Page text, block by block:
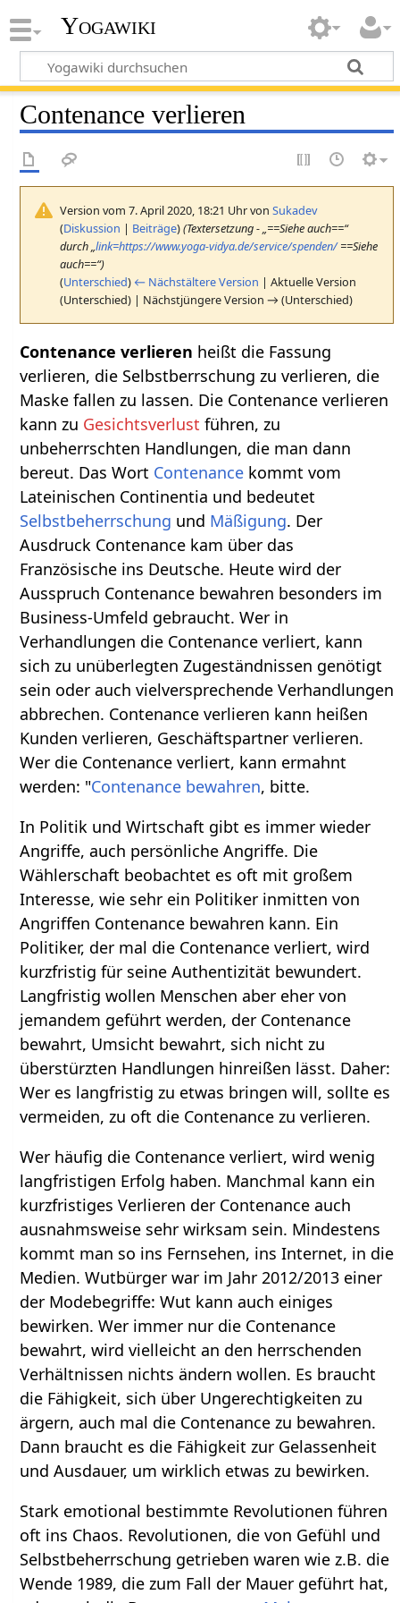
Yogawiki
Contenance verlieren
Version vom 7. April 2020, 18:21 Uhr vonSukadev
(Diskussion | Beiträge)(Textersetzung - „==Siehe auch==“
durch „link=https://www.yoga-vidya.de/service/spenden/==Siehe
auch==“)
(Unterschied) ← Nächstältere Version | Aktuelle Version
(Unterschied) | Nächstjüngere Version → (Unterschied)
Contenance verlieren heißt die Fassung
verlieren, die Selbstberrschung zu verlieren, die
Maske fallen zu lassen. Die Contenance verlieren
kann zu Gesichtsverlust führen, zu
unbeherrschten Handlungen, die man dann
bereut. Das Wort Contenance kommt vom
Lateinischen Continentia und bedeutet
Selbstbeherrschung und Mäßigung. Der
Ausdruck Contenance kam über das
Französische ins Deutsche. Heute wird der
Ausspruch Contenance bewahren besonders im
Business-Umfeld gebraucht. Wer in
Verhandlungen die Contenance verliert, kann
sich zu unüberlegten Zugeständnissen genötigt
sein oder auch vielversprechende Verhandlungen
abbrechen. Contenance verlieren kann heißen
Kunden verlieren, Geschäftspartner verlieren.
Wer die Contenance verliert, kann ermahnt
werden: "Contenance bewahren, bitte.
In Politik und Wirtschaft gibt es immer wieder
Angriffe, auch persönliche Angriffe. Die
Wählerschaft beobachtet es oft mit großem
Interesse, wie sehr ein Politiker inmitten von
Angriffen Contenance bewahren kann. Ein
Politiker, der mal die Contenance verliert, wird
kurzfristig für seine Authentizität bewundert.
Langfristig wollen Menschen aber eher von
jemandem geführt werden, der Contenance
bewahrt, Umsicht bewahrt, sich nicht zu
überstürzten Handlungen hinreißen lässt. Daher:
Wer es langfristig zu etwas bringen will, sollte es
vermeiden, zu oft die Contenance zu verlieren.
Wer häufig die Contenance verliert, wird wenig
langfristigen Erfolg haben. Manchmal kann ein
kurzfristiges Verlieren der Contenance auch
ausnahmsweise sehr wirksam sein. Mindestens
kommt man so ins Fernsehen, ins Internet, in die
Medien. Wutbürger war im Jahr 2012/2013 einer
der Modebegriffe: Wut kann auch einiges
bewirken. Wer immer nur die Contenance
bewahrt, wird vielleicht an den herrschenden
Verhältnissen nichts ändern wollen. Es braucht
die Fähigkeit, sich über Ungerechtigkeiten zu
ärgern, auch mal die Contenance zu bewahren.
Dann braucht es die Fähigkeit zur Gelassenheit
und Ausdauer, um wirklich etwas zu bewirken.
Stark emotional bestimmte Revolutionen führen
oft ins Chaos. Revolutionen, die von Gefühl und
Selbstbeherrschung getrieben waren wie z.B. die
Wende 1989, die zum Fall der Mauer geführt hat,